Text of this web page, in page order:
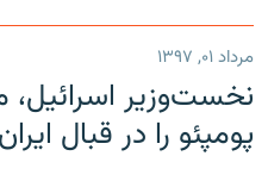
مرداد ۰۱, ۱۳۹۷
نخست‌وزیر
پومپئو را در قبال